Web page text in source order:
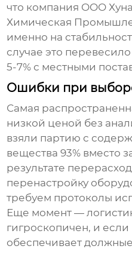
что компания OOO
Химическая
именно на
случае это
5-7% с местными
Ошибки при
Самая
низкой ценой без
взяли партию с
вещества 93% вместо
результате
перенастройку
требуем протоколы
Еще момент —
гигроскопичен, и
обеспечивает